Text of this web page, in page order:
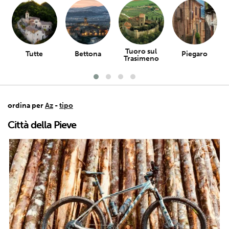
Tutte Bettona
Tuoro sul
Trasimeno
Piegaro
ordina perAz -tipo
Città della Pieve